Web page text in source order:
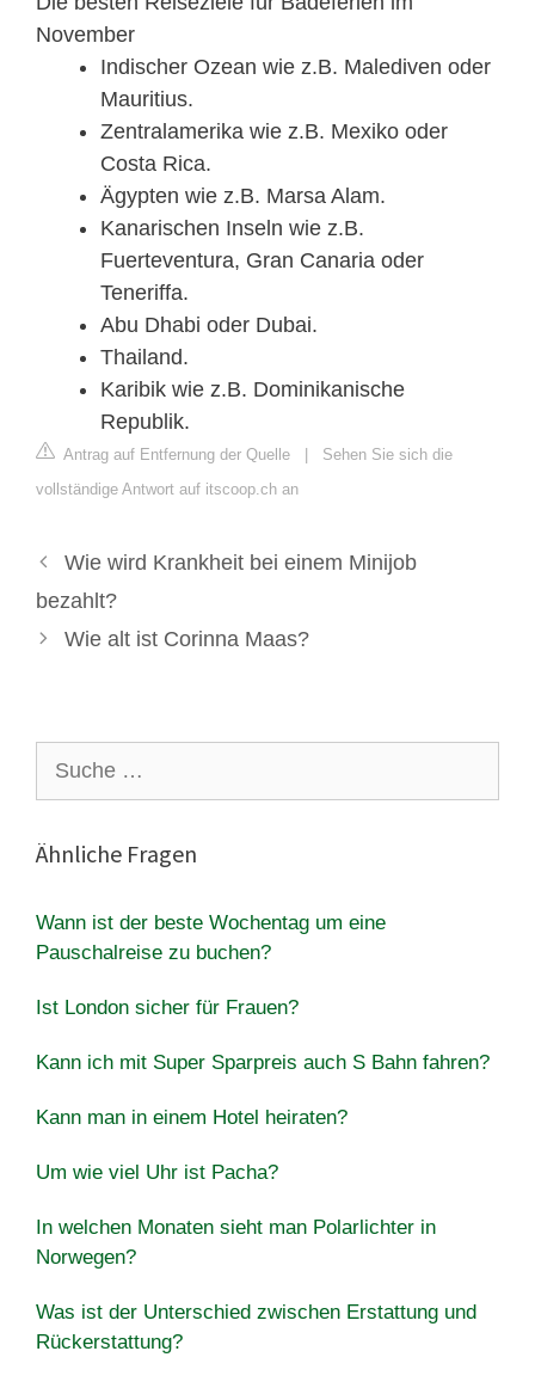
November
Indischer Ozean wie z.B. Malediven oder
Mauritius.
Zentralamerika wie z.B. Mexiko oder
Costa Rica.
Ägypten wie z.B. Marsa Alam.
Kanarischen Inseln wie z.B.
Fuerteventura, Gran Canaria oder
Teneriffa.
Abu Dhabi oder Dubai.
Thailand.
Karibik wie z.B. Dominikanische
Republik.
Antrag auf Entfernung der Quelle | Sehen Sie sich die
vollständige Antwort auf itscoop.ch an
Wie wird Krankheit bei einem Minijob
bezahlt?
Wie alt ist Corinna Maas?
nach:
Ähnliche Fragen
Wann ist der beste Wochentag um eine
Pauschalreise zu buchen?
Ist London sicher für Frauen?
Kann ich mit Super Sparpreis auch S Bahn fahren?
Kann man in einem Hotel heiraten?
Um wie viel Uhr ist Pacha?
In welchen Monaten sieht man Polarlichter in
Norwegen?
Was ist der Unterschied zwischen Erstattung und
Rückerstattung?